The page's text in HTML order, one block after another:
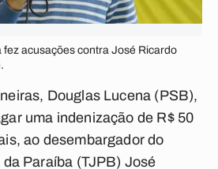
fez acusações contra José Ricardo
Douglas Lucena (PSB),
uma indenização de R$ 50
ao desembargador do
Paraíba (TJPB) José